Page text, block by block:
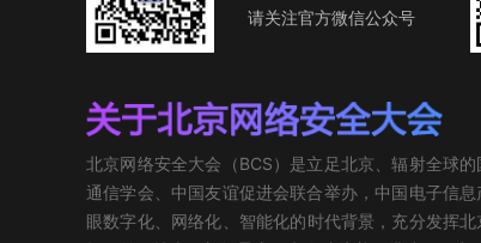
请关注官方微信公众号
北京网络安全大会（BCS）是立足北京、辐射全球
通信学会、中国友谊促进会联合举办，中国电子信
眼数字化、网络化、智能化的时代背景，充分发挥